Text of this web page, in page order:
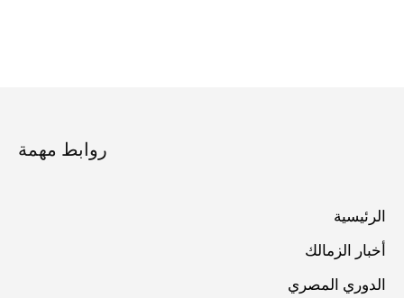
روابط مهمة
الرئيسية
أخبار الزمالك
الدوري المصري